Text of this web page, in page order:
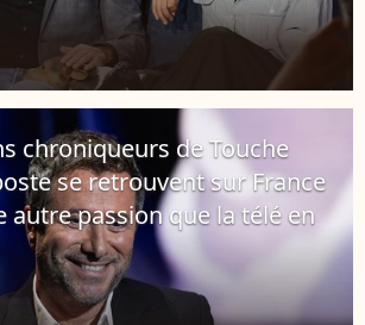
chroniqueurs de Touche
se retrouvent sur France
autre passion que la télé en